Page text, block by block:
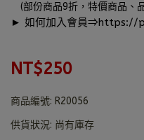
(部份商品9折，特價商品、
► 如何加入會員⇒https://
NT$250
商品編號: R20056
供貨狀況: 尚有庫存